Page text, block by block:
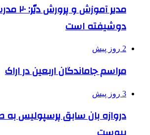
مدیر
دوشیفته است
2 روز پیش
مراسم جاماندگان اربعین در اراک
3 روز پیش
دروازه بان سابق پرسپولیس